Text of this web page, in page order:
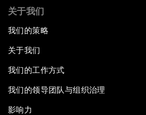
Development
The Future of Jobs
Iraq's Twin Challenges
A Conversation with Shimon Peres
关于我们
我们的策略
关于我们
我们的工作方式
我们的领导团队与组织治理
影响力